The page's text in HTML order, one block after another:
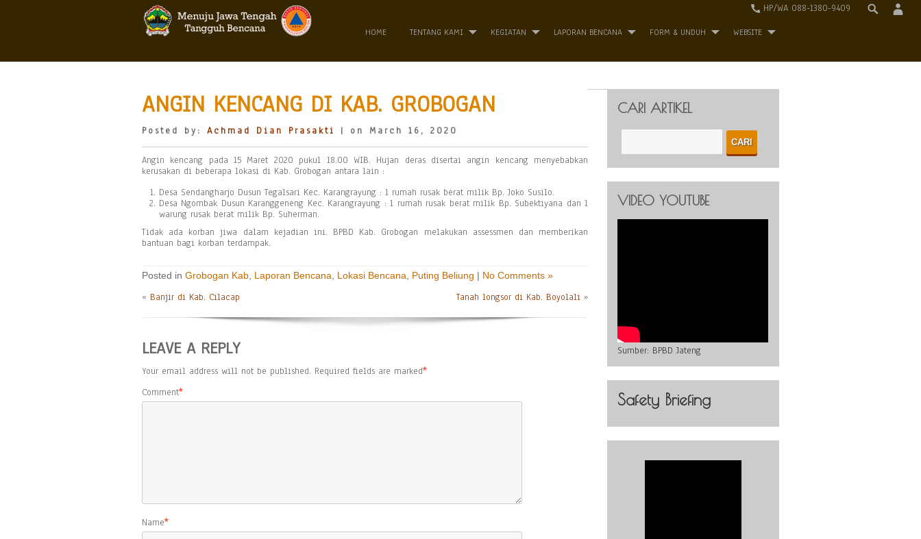
HP/WA 088-1380-9409
HOME TENTANG KAMI KEGIATAN LAPORAN BENCANA FORM & UNDUH WEBSITE
ANGIN KENCANG DI KAB. GROBOGAN
Posted by: Achmad Dian Prasakti | on March 16, 2020
Angin kencang pada 15 Maret 2020 pukul 18.00 WIB. Hujan deras disertai angin kencang menyebabkan
kerusakan di beberapa lokasi di Kab. Grobogan antara lain :
Desa Sendangharjo Dusun Tegalsari Kec. Karangrayung : 1 rumah rusak berat milik Bp. Joko Susilo.
Desa Ngombak Dusun Karanggeneng Kec. Karangrayung : 1 rumah rusak berat milik Bp. Subektiyana dan 1
warung rusak berat milik Bp. Suherman.
Tidak ada korban jiwa dalam kejadian ini. BPBD Kab. Grobogan melakukan assessmen dan memberikan
bantuan bagi korban terdampak.
Posted in Grobogan Kab Laporan Bencana Lokasi Bencana Puting Beliung | No Comments »
« Banjir di Kab. Cilacap Tanah longsor di Kab. Boyolali »
LEAVE A REPLY
Your email address will not be published. Required fields are marked*
Comment*
Name*
CARI ARTIKEL
VIDEO YOUTUBE
Sumber: BPBD Jateng
Safety Briefing